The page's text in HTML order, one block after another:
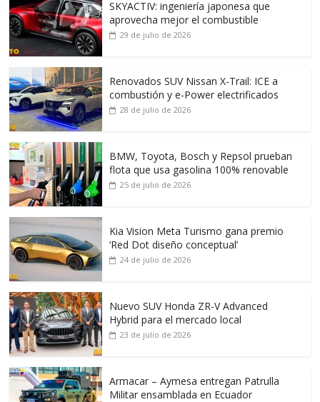
SKYACTIV: ingeniería japonesa que
aprovecha mejor el combustible
29 de julio de 2026
Renovados SUV Nissan X-Trail: ICE a
combustión y e-Power electrificados
28 de julio de 2026
BMW, Toyota, Bosch y Repsol prueban
flota que usa gasolina 100% renovable
25 de julio de 2026
Kia Vision Meta Turismo gana premio
‘Red Dot diseño conceptual’
24 de julio de 2026
Nuevo SUV Honda ZR-V Advanced
Hybrid para el mercado local
23 de julio de 2026
Armacar – Aymesa entregan Patrulla
Militar ensamblada en Ecuador